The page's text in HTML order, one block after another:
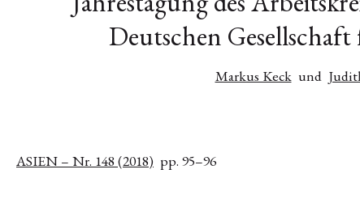
Deutschen
Markus Keck und
ASIEN – Nr. 148 (2018) pp. 95–96